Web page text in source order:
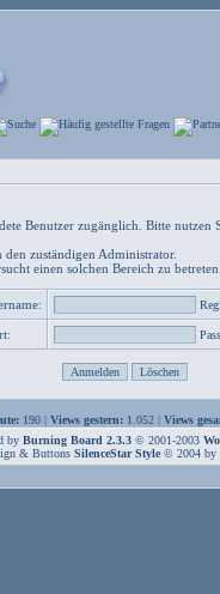
Benutzer zugänglich. Bitte nutzen
zuständigen Administrator.
einen solchen Bereich zu betreten.
190 | Views gestern: 1.052 | Views
by Burning Board 2.3.3© 2001-2003
& Buttons SilenceStar Style © 2004 by